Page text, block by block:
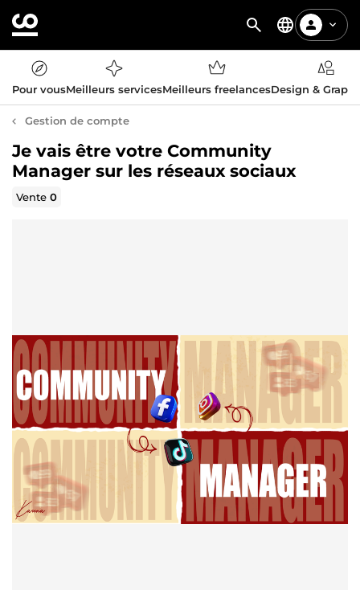
Pour vousMeilleurs servicesMeilleurs freelancesDesign &
Gestion de compte
Je vais être votre Community
Manager sur les réseaux sociaux
Vente0